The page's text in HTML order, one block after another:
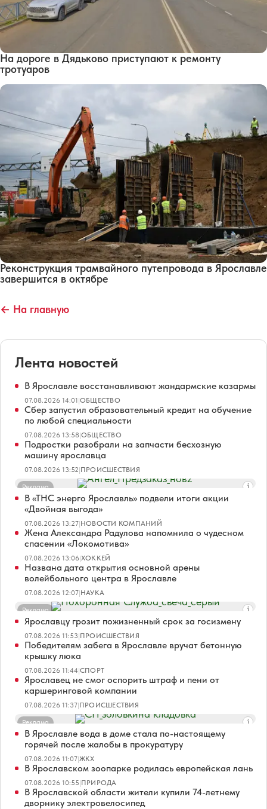
На дороге в Дядьково приступают к ремонту
тротуаров
Реконструкция трамвайного путепровода в Ярославле
завершится в октябре
← На главную
Лента новостей
В Ярославле восстанавливают жандармские казармы
07.08.2026 14:01|ОБЩЕСТВО
Сбер запустил образовательный кредит на обучение
по любой специальности
07.08.2026 13:58|ОБЩЕСТВО
Подростки разобрали на запчасти бесхозную
машину ярославца
07.08.2026 13:52|ПРОИСШЕСТВИЯ
Реклама
В «ТНС энерго Ярославль» подвели итоги акции
«Двойная выгода»
07.08.2026 13:27|НОВОСТИ КОМПАНИЙ
Жена Александра Радулова напомнила о чудесном
спасении «Локомотива»
07.08.2026 13:06|ХОККЕЙ
Названа дата открытия основной арены
волейбольного центра в Ярославле
07.08.2026 12:07|НАУКА
Реклама
Ярославцу грозит пожизненный срок за госизмену
07.08.2026 11:53|ПРОИСШЕСТВИЯ
Победителям забега в Ярославле вручат бетонную
крышку люка
07.08.2026 11:44|СПОРТ
Ярославец не смог оспорить штраф и пени от
каршеринговой компании
07.08.2026 11:37|ПРОИСШЕСТВИЯ
Реклама
В Ярославле вода в доме стала по-настоящему
горячей после жалобы в прокуратуру
07.08.2026 11:07|ЖКХ
В Ярославском зоопарке родилась европейская лань
07.08.2026 10:55|ПРИРОДА
В Ярославской области жители купили 74-летнему
дворнику электровелосипед